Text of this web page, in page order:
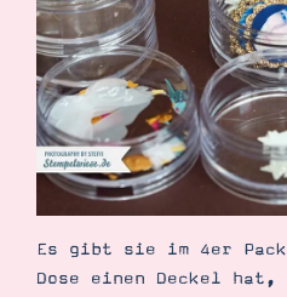
Es gibt sie im 4er
Dose einen Deckel